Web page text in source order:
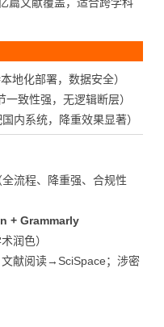
本地化部署，数据安全）
一致性强，无逻辑断层）
国内系统，降重效果显著）
全流程、降重强、合规性
+ Grammarly
润色）
献阅读→SciSpace；涉密